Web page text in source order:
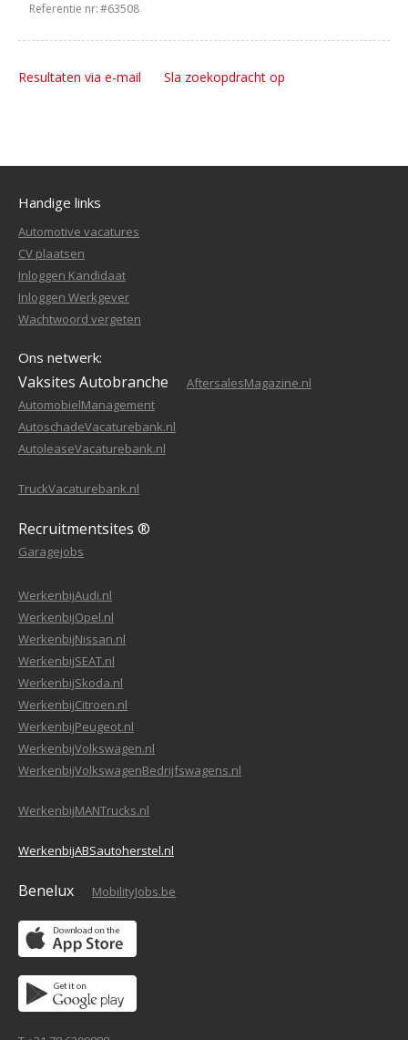
Referentie nr:#63508
Resultaten via e-mail Sla zoekopdracht op
Handige links
Automotive vacatures
CV plaatsen
Inloggen Kandidaat
Inloggen Werkgever
Wachtwoord vergeten
Ons netwerk:
Vaksites Autobranche
AftersalesMagazine.nl
AutomobielManagement
AutoschadeVacaturebank.nl
AutoleaseVacaturebank.nl
TruckVacaturebank.nl
Recruitmentsites ®
Garagejobs
WerkenbijAudi.nl
WerkenbijOpel.nl
WerkenbijNissan.nl
WerkenbijSEAT.nl
WerkenbijSkoda.nl
WerkenbijCitroen.nl
WerkenbijPeugeot.nl
WerkenbijVolkswagen.nl
WerkenbijVolkswagenBedrijfswagens.nl
WerkenbijMANTrucks.nl
WerkenbijABSautoherstel.nl
Benelux MobilityJobs.be